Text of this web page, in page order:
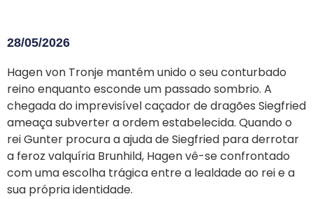
28/05/2026
Hagen von Tronje mantém unido o seu conturbado
reino enquanto esconde um passado sombrio. A
chegada do imprevisível caçador de dragões Siegfried
ameaça subverter a ordem estabelecida. Quando o
rei Gunter procura a ajuda de Siegfried para derrotar
a feroz valquíria Brunhild, Hagen vê-se confrontado
com uma escolha trágica entre a lealdade ao rei e a
sua própria identidade.